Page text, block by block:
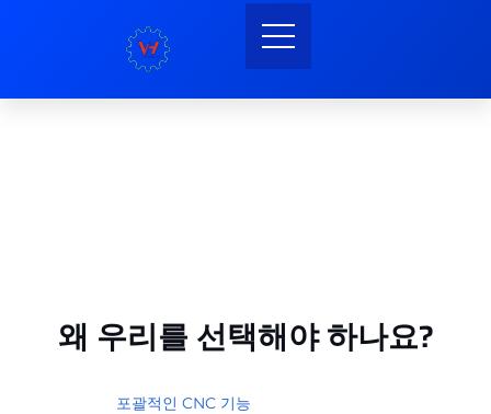
왜 우리를 선택해야 하나요?
포괄적인 CNC 기능